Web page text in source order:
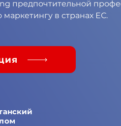
предпочтительной
в странах ЕС.